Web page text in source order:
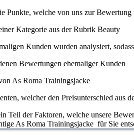
Punkte, welche von uns zur
Kategorie aus der Rubrik Beauty
Kunden wurden analysiert,
Bewertungen ehemaliger Kunden
As Roma Trainingsjacke
welcher den Preisunterschied aus
Teil der Faktoren, welche unsere
As Roma Trainingsjacke für Sie